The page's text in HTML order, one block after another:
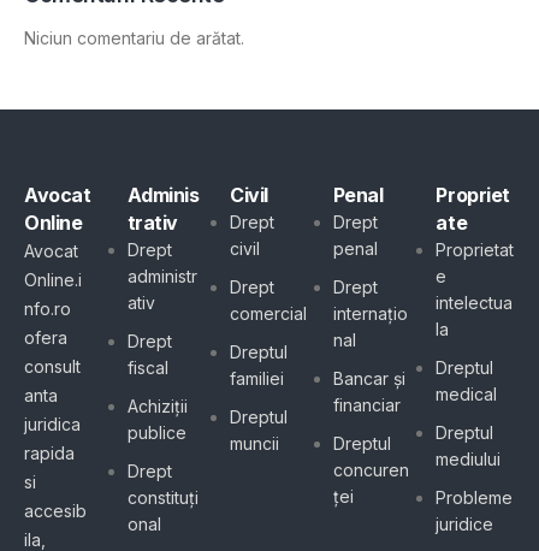
Niciun comentariu de arătat.
Avocat
Online
Avocat
Online.i
nfo.ro
ofera
consult
anta
juridica
rapida
si
accesib
ila,
Adminis
trativ
Drept
administr
ativ
Drept
fiscal
Achiziții
publice
Drept
constituți
onal
Civil
Drept
civil
Drept
comercial
Dreptul
familiei
Dreptul
muncii
Penal
Drept
penal
Drept
internațio
nal
Bancar și
financiar
Dreptul
concuren
ței
Propriet
ate
Proprietat
e
intelectua
la
Dreptul
medical
Dreptul
mediului
Probleme
juridice